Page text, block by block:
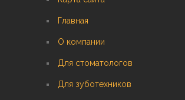
Главная
О компании
Для стоматологов
Для зуботехников